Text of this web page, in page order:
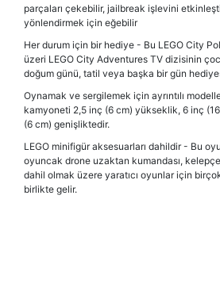
parçaları çekebilir, jailbreak işlevini
yönlendirmek için eğebilir
Her durum için bir hediye - Bu LEGO City
üzeri LEGO City Adventures TV dizisinin
doğum günü, tatil veya başka bir gün
Oynamak ve sergilemek için ayrıntılı
kamyoneti 2,5 inç (6 cm) yükseklik, 6 inç
(6 cm) genişliktedir.
LEGO minifigür aksesuarları dahildir - Bu
oyuncak drone uzaktan kumandası,
dahil olmak üzere yaratıcı oyunlar için
birlikte gelir.